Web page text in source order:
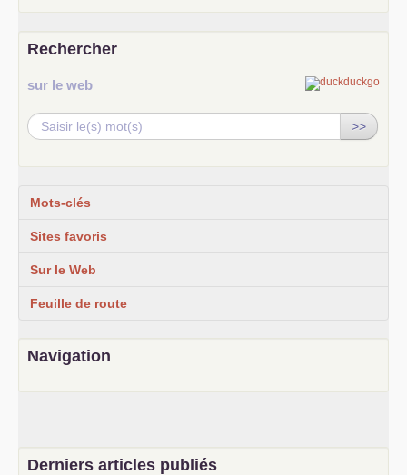
Rechercher
sur le web
>>
Mots-clés
Sites favoris
Sur le Web
Feuille de route
Navigation
Derniers articles publiés